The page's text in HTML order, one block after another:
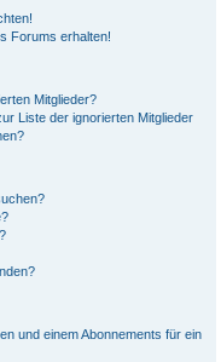
Forums erhalten!
Mitglieder?
Liste der ignorierten Mitglieder
und einem Abonnements für ein